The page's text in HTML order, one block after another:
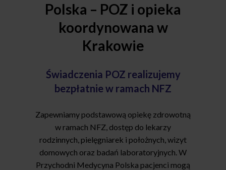
Polska – POZ i opieka
koordynowana w
Krakowie
Świadczenia POZ realizujemy
bezpłatnie w ramach NFZ
Zapewniamy podstawową opiekę zdrowotną
w ramach NFZ, dostęp do lekarzy
rodzinnych, pielęgniarek i położnych, wizyt
domowych oraz badań laboratoryjnych. W
Przychodni Medycyna Polska pacjenci mogą